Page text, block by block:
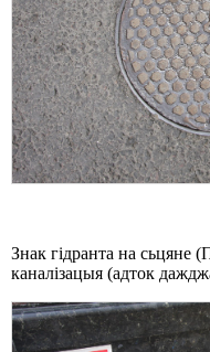
Знак гідранта на
каналізацыя (адток